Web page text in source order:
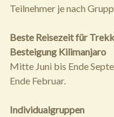
Teilnehmer je nach
Beste Reisezeit für
Besteigung Kilimanjaro
Mitte Juni bis Ende
Ende Februar.
Individualgruppen